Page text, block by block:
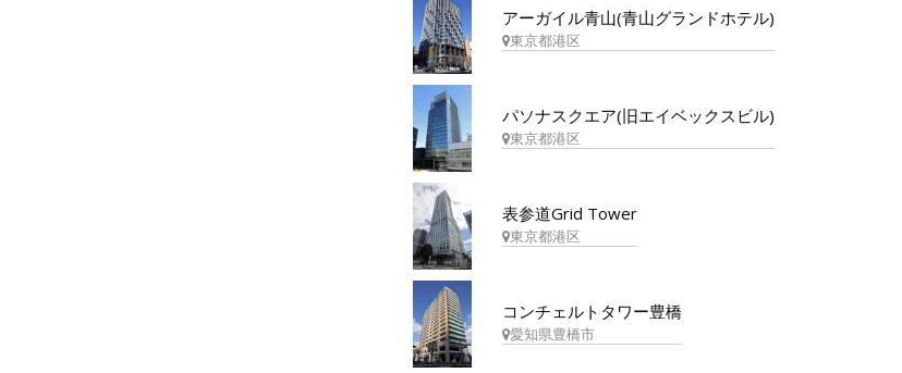
アーガイル青山(青山グランドホテル)
東京都港区
パソナスクエア(旧エイベックスビル)
東京都港区
表参道Grid Tower
東京都港区
コンチェルトタワー豊橋
愛知県豊橋市